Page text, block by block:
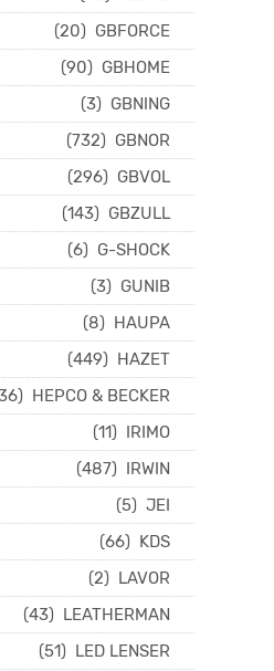
GBFORCE
(20)
GBHOME
(90)
GBNING
(3)
GBNOR
(732)
GBVOL
(296)
GBZULL
(143)
G-SHOCK
(6)
GUNIB
(3)
HAUPA
(8)
HAZET
(449)
HEPCO & BECKER
(136)
IRIMO
(11)
IRWIN
(487)
JEI
(5)
KDS
(66)
LAVOR
(2)
LEATHERMAN
(43)
LED LENSER
(51)